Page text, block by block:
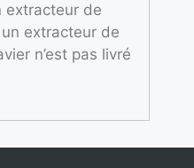
extracteur de
extracteur de
n’est pas livré